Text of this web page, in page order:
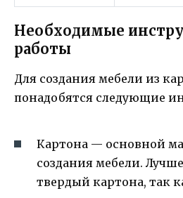
Необходимые
работы
Для создания мебели из
понадобятся следующие
Картона — основной
создания мебели.
твердый картона, так